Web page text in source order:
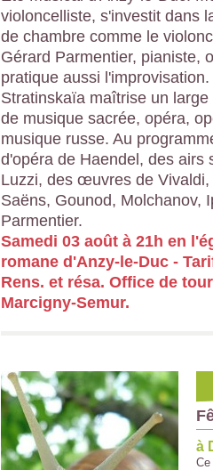
violoncelliste, s'investit dans
de chambre comme le
Gérard Parmentier, pianiste,
pratique aussi
Stratinskaïa maîtrise un large
de musique sacrée, opéra,
musique russe. Au
d'opéra de Haendel, des airs
Luzzi, des œuvres de Vivaldi,
Saëns, Gounod, Molchanov,
Parmentier.
Samedi 03 août à 21h en
romane d'Anzy-le-Duc -
Rens. et résa. Office de
Marcigny-Semur.
à
Ce